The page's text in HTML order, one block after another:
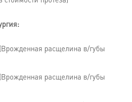
расщелина в/губы
расщелина в/губы